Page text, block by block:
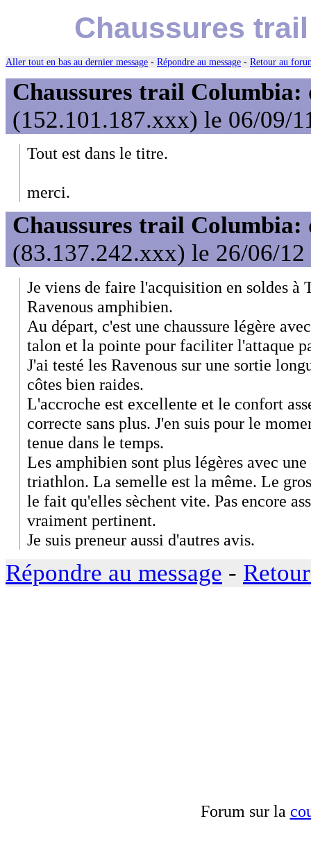
Chaussures
Aller tout en bas au dernier message - Répondre au message - Retour au
Chaussures trail Columbia:
(152.101.187.xxx) le 06/09/
Tout est dans le titre.
merci.
Chaussures trail Columbia:
(83.137.242.xxx) le 26/06/12
Je viens de faire l'acquisition en soldes à
Ravenous amphibien.
Au départ, c'est une chaussure légère
talon et la pointe pour faciliter l'attaque
J'ai testé les Ravenous sur une sortie
côtes bien raides.
L'accroche est excellente et le confort
correcte sans plus. J'en suis pour le
tenue dans le temps.
Les amphibien sont plus légères avec
triathlon. La semelle est la même. Le
le fait qu'elles sèchent vite. Pas encore
vraiment pertinent.
Je suis preneur aussi d'autres avis.
Répondre au message -
Forum sur la